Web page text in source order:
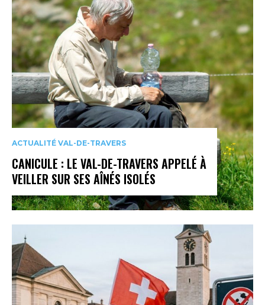
ACTUALITÉ VAL-DE-TRAVERS
CANICULE : LE VAL-DE-TRAVERS APPELÉ À
VEILLER SUR SES AÎNÉS ISOLÉS